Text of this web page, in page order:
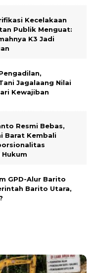
Kecelakaan
Publik Menguat:
K3 Jadi
Jagalaang Nilai
Kewajiban
Resmi Bebas,
Barat Kembali
GPD-Alur Barito
Barito Utara,